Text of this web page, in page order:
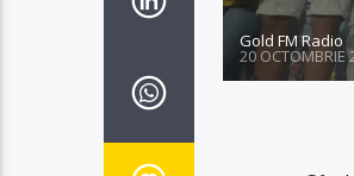
Gold FM Radio
20 OCTOMBRIE